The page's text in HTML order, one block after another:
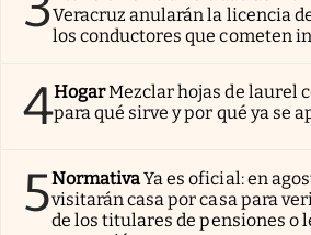
Veracruz anularán la licencia
los conductores que cometen
4HogarMezclar hojas de laurel
para qué sirve y por qué ya se
5NormativaYa es oficial: en
visitarán casa por casa para
de los titulares de pensiones o